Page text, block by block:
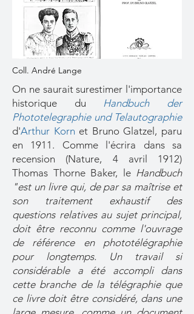
Coll. André Lange
On ne saurait surestimer l'importance
historique du Handbuch der
Phototelegraphie und Telautographie
d'Arthur Korn et Bruno Glatzel, paru
en 1911. Comme l'écrira dans sa
recension (Nature, 4 avril 1912)
Thomas Thorne Baker, le Handbuch
"est un livre qui, de par sa maîtrise et
son traitement exhaustif des
questions relatives au sujet principal,
doit être reconnu comme l'ouvrage
de référence en phototélégraphie
pour longtemps. Un travail si
considérable a été accompli dans
cette branche de la télégraphie que
ce livre doit être considéré, dans une